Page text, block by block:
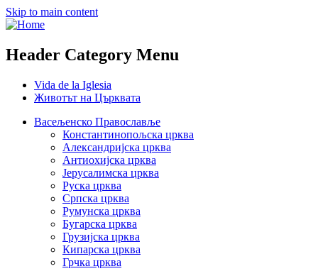
Skip to main content
Header Category Menu
Vida de la Iglesia
Животът на Църквата
Васељенско Православље
Константинопољска црква
Александријска црква
Антиохијска црква
Јерусалимска црква
Руска црква
Српска црква
Румунска црква
Бугарска црква
Грузијска црква
Кипарска црква
Грчка црква